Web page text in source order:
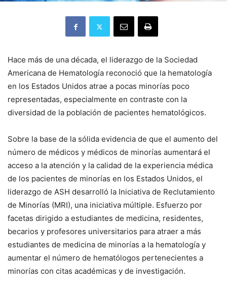
Hace más de una década, el liderazgo de la Sociedad
Americana de Hematología reconoció que la hematología
en los Estados Unidos atrae a pocas minorías poco
representadas, especialmente en contraste con la
diversidad de la población de pacientes hematológicos.
Sobre la base de la sólida evidencia de que el aumento del
número de médicos y médicos de minorías aumentará el
acceso a la atención y la calidad de la experiencia médica
de los pacientes de minorías en los Estados Unidos, el
liderazgo de ASH desarrolló la Iniciativa de Reclutamiento
de Minorías (MRI), una iniciativa múltiple. Esfuerzo por
facetas dirigido a estudiantes de medicina, residentes,
becarios y profesores universitarios para atraer a más
estudiantes de medicina de minorías a la hematología y
aumentar el número de hematólogos pertenecientes a
minorías con citas académicas y de investigación.